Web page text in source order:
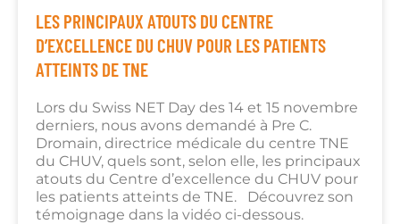
LES PRINCIPAUX ATOUTS DU CENTRE
D’EXCELLENCE DU CHUV POUR LES PATIENTS
ATTEINTS DE TNE
Lors du Swiss NET Day des 14 et 15 novembre
derniers, nous avons demandé à Pre C.
Dromain, directrice médicale du centre TNE
du CHUV, quels sont, selon elle, les principaux
atouts du Centre d’excellence du CHUV pour
les patients atteints de TNE. Découvrez son
témoignage dans la vidéo ci-dessous.